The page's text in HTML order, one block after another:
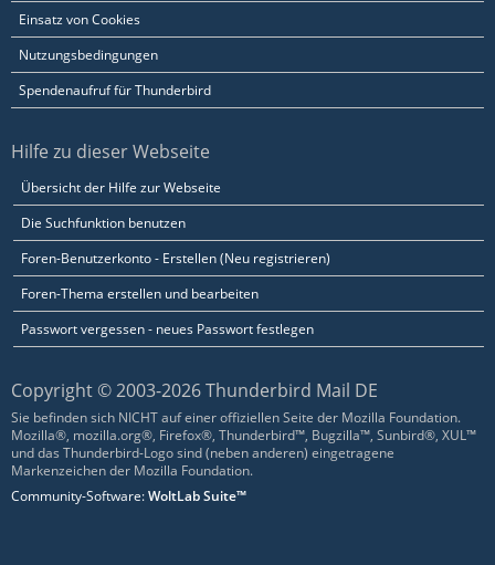
Einsatz von Cookies
Nutzungsbedingungen
Spendenaufruf für Thunderbird
Hilfe zu dieser Webseite
Übersicht der Hilfe zur Webseite
Die Suchfunktion benutzen
Foren-Benutzerkonto - Erstellen (Neu registrieren)
Foren-Thema erstellen und bearbeiten
Passwort vergessen - neues Passwort festlegen
Copyright © 2003-2026 Thunderbird Mail DE
Sie befinden sich NICHT auf einer offiziellen Seite der Mozilla Foundation.
Mozilla®, mozilla.org®, Firefox®, Thunderbird™, Bugzilla™, Sunbird®, XUL™
und das Thunderbird-Logo sind (neben anderen) eingetragene
Markenzeichen der Mozilla Foundation.
Community-Software:WoltLab Suite™